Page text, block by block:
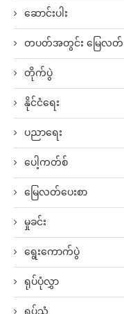
ဆောင်းပါး
တပတ်အတွင်း မြေလ
တိုက်ပွဲ
နိုင်ငံရေး
ပညာရေး
ပေါ့ကတ်စ်
မြေလတ်ပေးစာ
မှုခင်း
ရွေးကောက်ပွဲ
ရုပ်ပုံလွှာ
ရုပ်သံ